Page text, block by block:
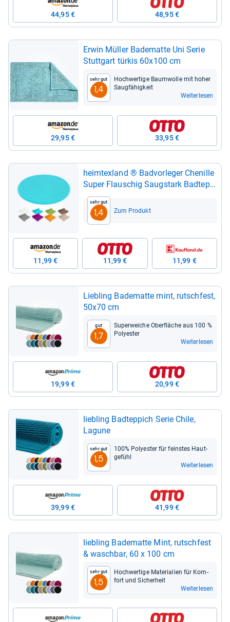
44,95 € 48,95 €
Erwin Mül­ler Bade­matte Uni Serie
Stutt­gart tür­kis 60x100 cm
Sehr gut
1,4
Hoch­wer­tige Baum­wolle mit hoher
Saug­fä­hig­keit
Weiterlesen
29,95 € 33,95 €
heim­tex­land ® Bad­vor­le­ger Che­nille
Super Flau­schig Saug­stark Bad­t­ep­
pich Bade­matte Öko­tex Typ771
Aqua 60 cm rund
Sehr gut
1,4 Zum Produkt
11,99 € 11,99 € 11,99 €
Lieb­ling Bade­matte mint, rutsch­fest,
50x70 cm
Gut
1,7
Super­wei­che Ober­flä­che aus 100 %
Poly­es­ter
Weiterlesen
19,99 € 20,99 €
lieb­ling Bad­t­ep­pich Serie Chile,
Lagune
Sehr gut
1,5
100% Poly­es­ter für feins­tes Haut­
ge­fühl
Weiterlesen
39,99 € 41,99 €
lieb­ling Bade­matte Mint, rutsch­fest
& wasch­bar, 60 x 100 cm
Sehr gut
1,5
Hoch­wer­tige Mate­ria­lien für Kom­
fort und Sicher­heit
Weiterlesen